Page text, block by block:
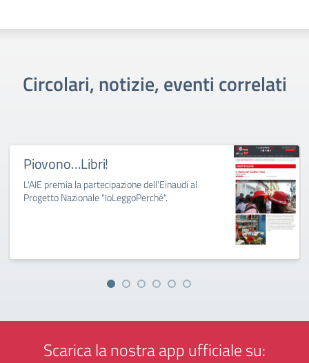
Circolari, notizie, eventi correlati
Piovono…Libri!
L'AIE premia la partecipazione dell'Einaudi al
Progetto Nazionale "IoLeggoPerché".
Scarica la nostra app ufficiale su: